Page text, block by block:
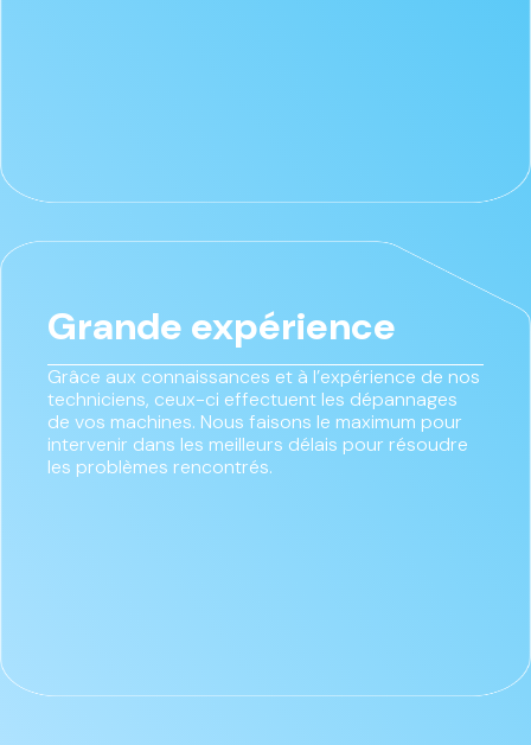
Grande expérience
Grâce aux connaissances et à l’expérience de nos
techniciens, ceux-ci effectuent les dépannages
de vos machines. Nous faisons le maximum pour
intervenir dans les meilleurs délais pour résoudre
les problèmes rencontrés.